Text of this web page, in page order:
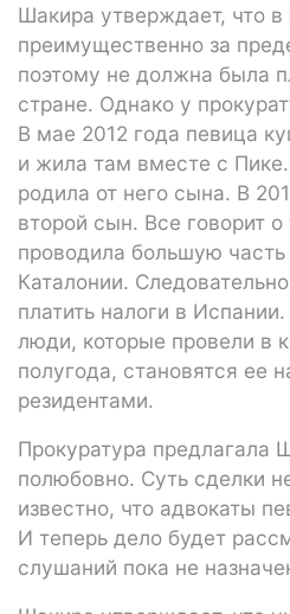
Шакира утверждает, что
преимущественно за
поэтому не должна была
стране. Однако у
В мае 2012 года певица
и жила там вместе с
родила от него сына. В
второй сын. Все говорит
проводила большую
Каталонии.
платить налоги в
люди, которые провели в
полугода, становятся ее
резидентами.
Прокуратура предлагала
полюбовно. Суть сделки
известно, что адвокаты
И теперь дело будет
слушаний пока не